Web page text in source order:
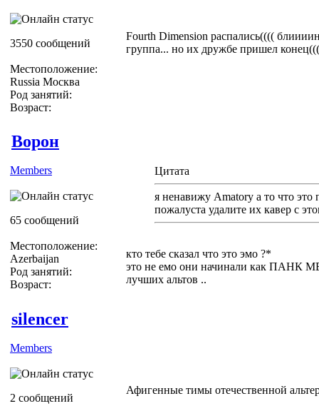
3550 сообщений
Местоположение:
Russia Москва
Род занятий:
Возраст:
Fourth Dimension распались((((
группа... но их дружбе пришел
Ворон
Members
65 сообщений
Местоположение:
Azerbaijan
Род занятий:
Возраст:
Цитата
я ненавижу Amatory а то что это
пожалуста удалите их кавер с
кто тебе сказал что это эмо ?*
это не емо они начинали как ПАНК
лучших альтов ..
silencer
Members
2 сообщений
Афигенные тимы отечественной